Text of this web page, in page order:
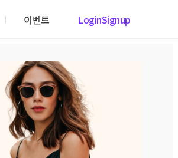
이벤트 LoginSignup